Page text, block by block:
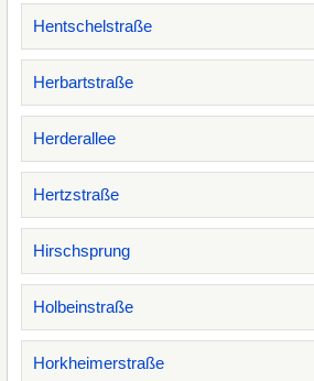
Hentschelstraße
Herbartstraße
Herderallee
Hertzstraße
Hirschsprung
Holbeinstraße
Horkheimerstraße